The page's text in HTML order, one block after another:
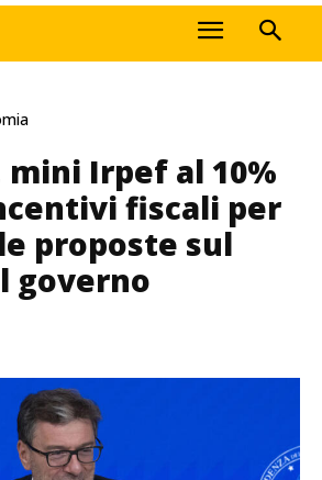
mini Irpef al 10%
fiscali per
proposte sul
governo